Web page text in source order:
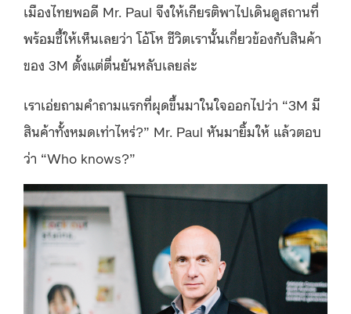
เมืองไทยพอดี Mr. Paul จึงให้เกียรติพาไปเดินดูสถานที่
พร้อมชี้ให้เห็นเลยว่า โอ้โห ชีวิตเรานั้นเกี่ยวข้องกับสินค้า
ของ 3M ตั้งแต่ตื่นยันหลับเลยล่ะ
เราเอ่ยถามคำถามแรกที่ผุดขึ้นมาในใจออกไปว่า “3M มี
สินค้าทั้งหมดเท่าไหร่?” Mr. Paul หันมายิ้มให้ แล้วตอบ
ว่า “Who knows?”